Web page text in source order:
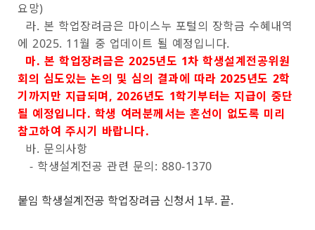
요망)
라. 본 학업장려금은 마이스누 포털의 장학금 수혜내역
에 2025. 11월 중 업데이트 될 예정입니다.
마. 본 학업장려금은 2025년도 1차 학생설계전공위원
회의 심도있는 논의 및 심의 결과에 따라 2025년도 2학
기까지만 지급되며, 2026년도 1학기부터는 지급이 중단
될 예정입니다. 학생 여러분께서는 혼선이 없도록 미리
참고하여 주시기 바랍니다.
바. 문의사항
- 학생설계전공 관련 문의: 880-1370
붙임 학생설계전공 학업장려금 신청서 1부. 끝.